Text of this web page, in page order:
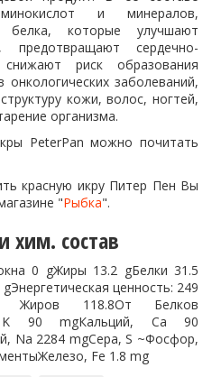
и минералов,
которые улучшают
предотвращают сердечно-
снижают риск образования
заболеваний,
кожи, волос, ногтей,
организма.
PeterPan можно почитать
красную икру Питер Пен Вы
"Рыбка".
хим. состав
0 gЖиры 13.2 gБелки 31.5
ценность: 249
Жиров 118.8От Белков
K 90 mgКальций, Ca 90
Na 2284 mgСера, S ~Фосфор,
Fe 1.8 mg